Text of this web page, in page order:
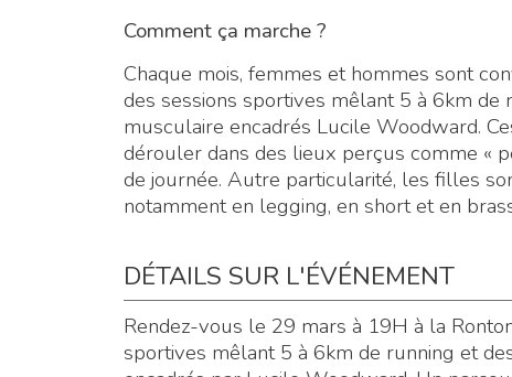
Comment ça marche ?
Chaque mois, femmes et hommes sont
des sessions sportives mêlant 5 à 6km
musculaire encadrés Lucile Woodward.
dérouler dans des lieux perçus comme «
de journée. Autre particularité, les filles
notamment en legging, en short et en
DÉTAILS SUR L'ÉVÉNEMENT
Rendez-vous le 29 mars à 19H à la
sportives mêlant 5 à 6km de running et